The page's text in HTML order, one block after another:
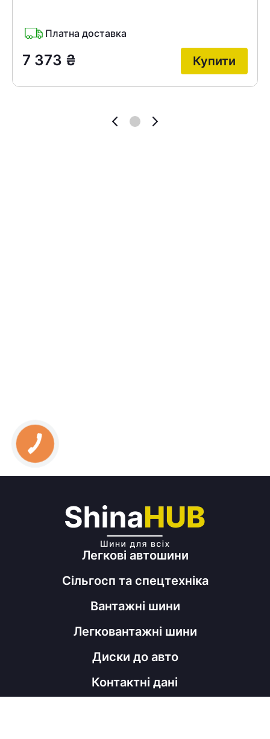
Платна доставка
7 373 ₴ Купити
Легкові автошини
Сільгосп та спецтехніка
Вантажні шини
Легковантажні шини
Диски до авто
Контактні дані